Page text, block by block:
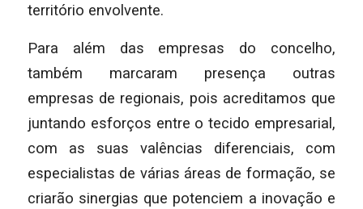
território envolvente.
Para além das empresas do concelho,
também marcaram presença outras
empresas de regionais, pois acreditamos que
juntando esforços entre o tecido empresarial,
com as suas valências diferenciais, com
especialistas de várias áreas de formação, se
criarão sinergias que potenciem a inovação e